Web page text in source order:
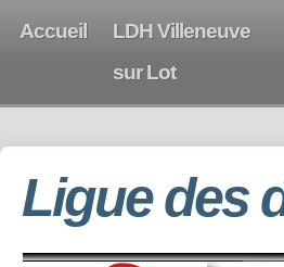
Accueil
LDH Villeneuve
sur Lot
Ligue des